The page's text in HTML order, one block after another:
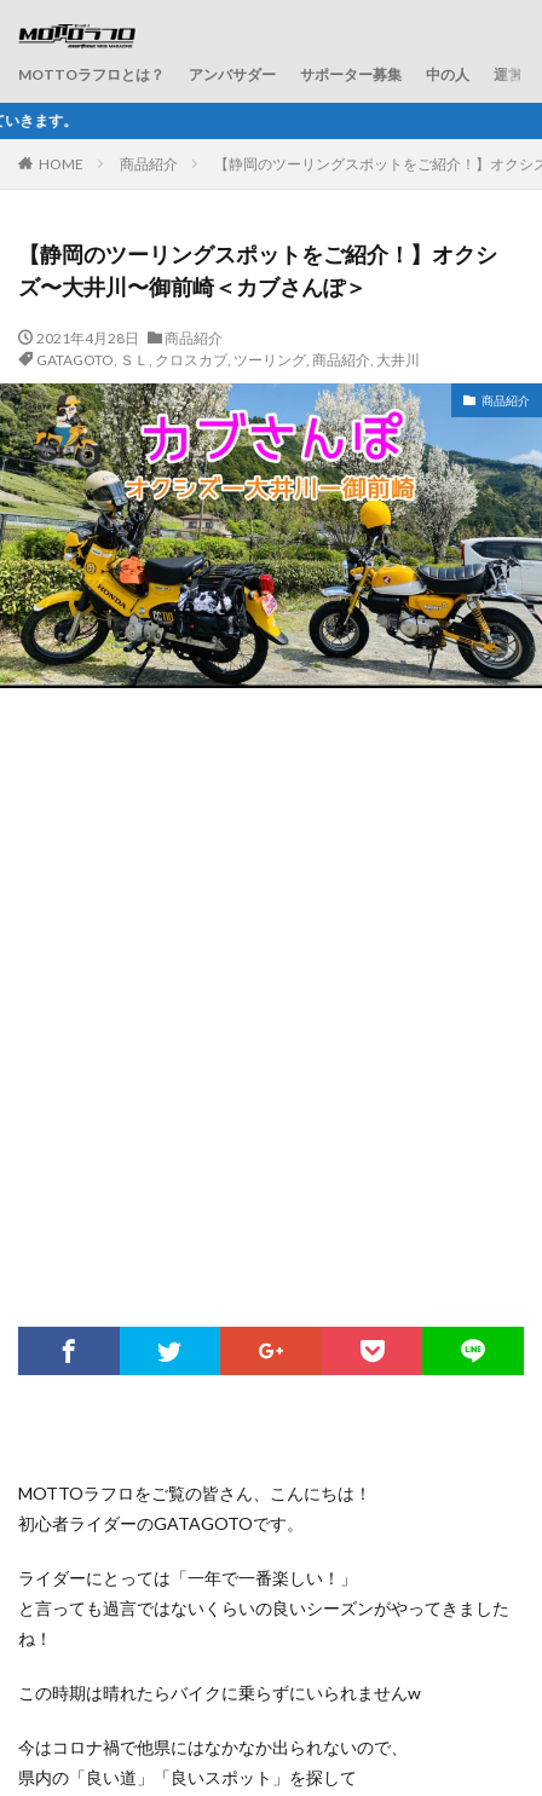
MOTTOラフロとは？ アンバサダー サポーター募集 中の人 運営会
HOME 商品紹介 【静岡のツーリングスポットをご紹介！】オク
【静岡のツーリングスポットをご紹介！】オクシ
ズ〜大井川〜御前崎＜カブさんぽ＞
2021年4月28日
商品紹介
GATAGOTO, ＳＬ , クロスカブ, ツーリング, 商品紹介, 大井川
商品紹介
MOTTOラフロをご覧の皆さん、こんにちは！
初心者ライダーのGATAGOTOです。
ライダーにとっては「一年で一番楽しい！」
と言っても過言ではないくらいの良いシーズンがやってきました
ね！
この時期は晴れたらバイクに乗らずにいられませんw
今はコロナ禍で他県にはなかなか出られないので、
県内の「良い道」「良いスポット」を探して